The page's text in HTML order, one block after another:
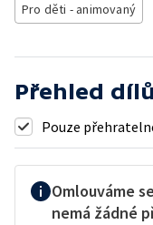
Pro děti - animovaný
Přehled dílů
Pouze
Omlouváme
nemá žádné